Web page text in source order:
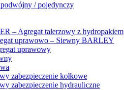
/ pojedynczy
– Agregat talerzowy z hydropakiem
uprawowo – Siewny BARLEY
uprawowy
zabezpieczenie kołkowe
zabezpieczenie hydrauliczne